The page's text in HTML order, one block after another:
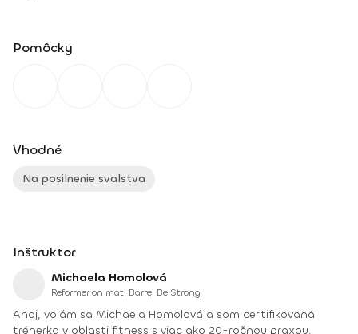
Pomôcky
Vhodné
Na posilnenie svalstva
Inštruktor
Michaela Homolová
Reformer on mat, Barre, Be Strong
Ahoj, volám sa Michaela Homolová a som certifikovaná
trénerka v oblasti fitness s viac ako 20-ročnou praxou.